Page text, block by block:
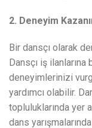
2. Deneyim
Bir dansçı olarak
Dansçı iş
deneyimlerinizi
yardımcı olabilir.
topluluklarında yer
dans